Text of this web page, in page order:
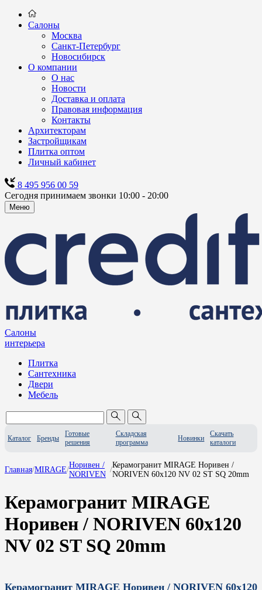
Салоны
Москва
Санкт-Петербург
Новосибирск
О компании
О нас
Новости
Доставка и оплата
Правовая информация
Контакты
Архитекторам
Застройщикам
Плитка оптом
Личный кабинет
8 495 956 00 59
Сегодня принимаем звонки 10:00 - 20:00
Меню
Салоны
интерьера
Плитка
Сантехника
Двери
Мебель
Каталог Бренды
Готовые
решения
Складская
программа
Новинки
Скачать
каталоги
Главная/MIRAGE/
Норивен /
NORIVEN
/
Керамогранит MIRAGE Норивен /
NORIVEN 60x120 NV 02 ST SQ 20mm
Керамогранит MIRAGE
Норивен / NORIVEN 60x120
NV 02 ST SQ 20mm
Керамогранит MIRAGE Норивен / NORIVEN 60x120